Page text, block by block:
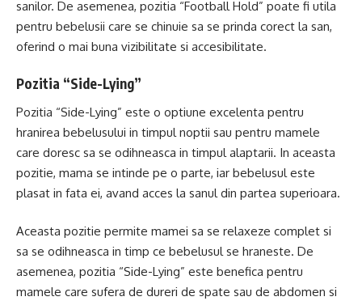
sanilor. De asemenea, pozitia “Football Hold” poate fi utila
pentru bebelusii care se chinuie sa se prinda corect la san,
oferind o mai buna vizibilitate si accesibilitate.
Pozitia “Side-Lying”
Pozitia “Side-Lying” este o optiune excelenta pentru
hranirea bebelusului in timpul noptii sau pentru mamele
care doresc sa se odihneasca in timpul alaptarii. In aceasta
pozitie, mama se intinde pe o parte, iar bebelusul este
plasat in fata ei, avand acces la sanul din partea superioara.
Aceasta pozitie permite mamei sa se relaxeze complet si
sa se odihneasca in timp ce bebelusul se hraneste. De
asemenea, pozitia “Side-Lying” este benefica pentru
mamele care sufera de dureri de spate sau de abdomen si